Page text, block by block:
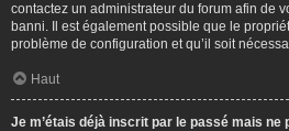
contactez un administrateur du forum afin de
banni. Il est également possible que le
problème de configuration et qu’il soit
Haut
Je m’étais déjà inscrit par le passé mais ne